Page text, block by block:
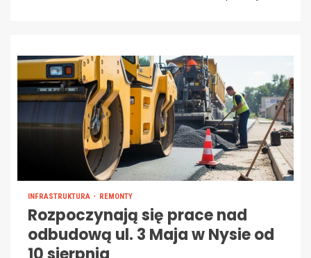
INFRASTRUKTURA REMONTY
Rozpoczynają się prace nad
odbudową ul. 3 Maja w Nysie od